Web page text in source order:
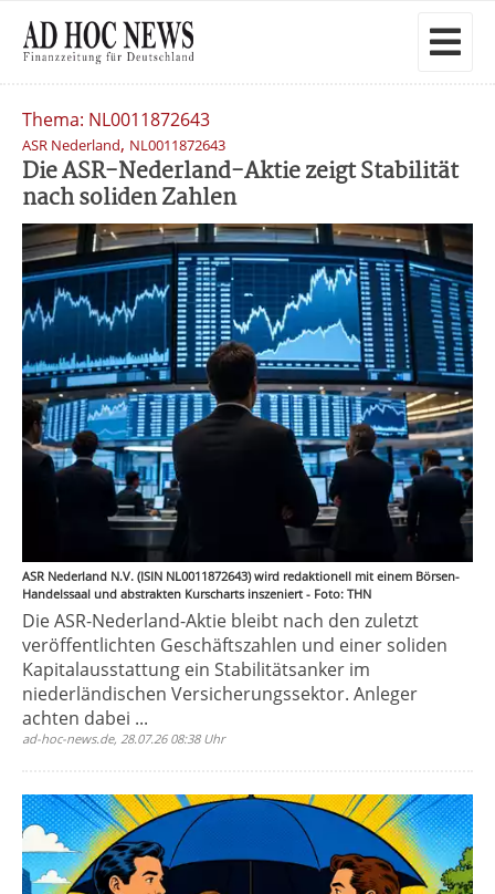
Thema: NL0011872643
ASR Nederland, NL0011872643
Die ASR-Nederland-Aktie zeigt Stabilität
nach soliden Zahlen
ASR Nederland N.V. (ISIN NL0011872643) wird redaktionell mit einem Börsen-
Handelssaal und abstrakten Kurscharts inszeniert - Foto: THN
Die ASR-Nederland-Aktie bleibt nach den zuletzt
veröffentlichten Geschäftszahlen und einer soliden
Kapitalausstattung ein Stabilitätsanker im
niederländischen Versicherungssektor. Anleger
achten dabei ...
ad-hoc-news.de, 28.07.26 08:38 Uhr